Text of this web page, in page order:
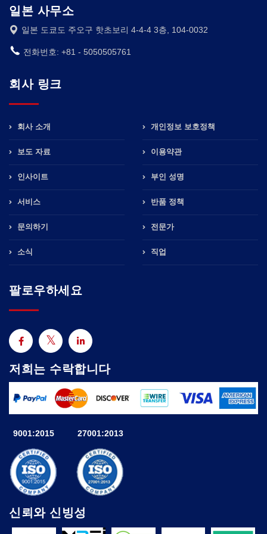
일본 사무소
일본 도쿄도 주오구 핫초보리 4-4-4 3층, 104-0032
전화번호: +81 - 5050505761
회사 링크
회사 소개
보도 자료
인사이트
서비스
문의하기
소식
개인정보 보호정책
이용약관
부인 성명
반품 정책
전문가
직업
팔로우하세요
저희는 수락합니다
9001:2015 27001:2013
신뢰와 신빙성